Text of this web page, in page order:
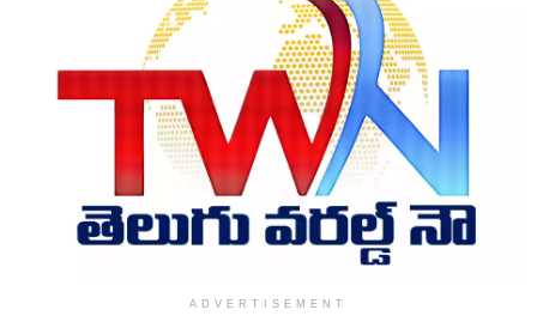
ADVERTISEMENT